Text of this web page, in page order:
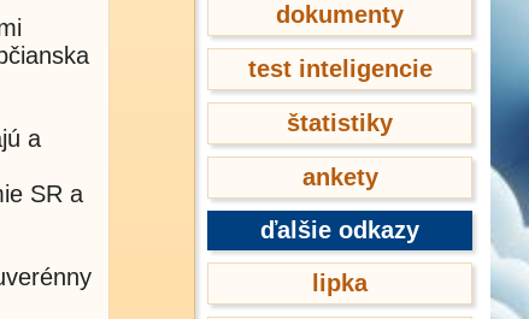
a
SR a
dokumenty
test inteligencie
štatistiky
ankety
ďalšie odkazy
lipka